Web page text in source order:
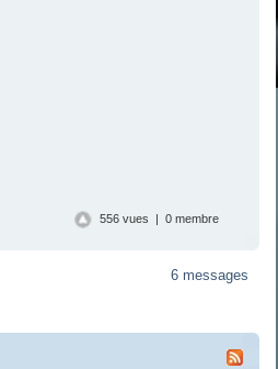
556 vues | 0 membre
6 messages